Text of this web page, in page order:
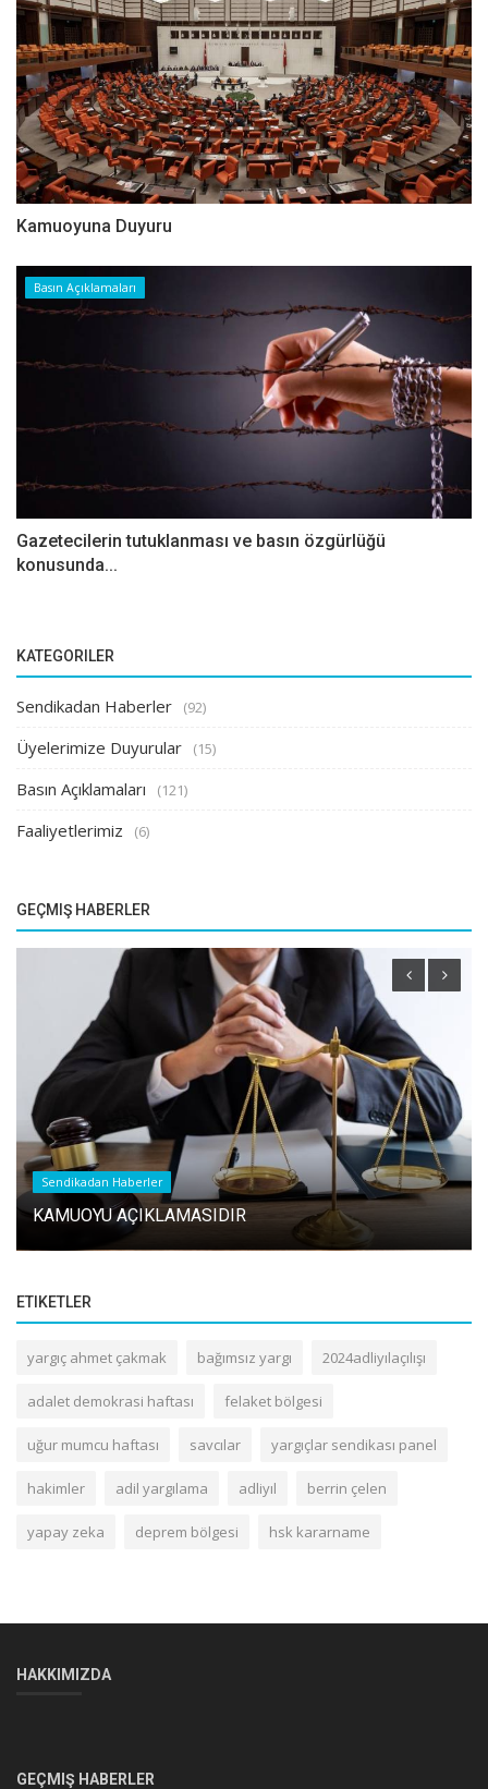
Kamuoyuna Duyuru
Basın Açıklamaları
Gazetecilerin tutuklanması ve basın özgürlüğü
konusunda...
KATEGORILER
Sendikadan Haberler (92)
Üyelerimize Duyurular (15)
Basın Açıklamaları (121)
Faaliyetlerimiz (6)
GEÇMIŞ HABERLER
Sendikadan Haberler
KAMUOYU AÇIKLAMASIDIR
ETIKETLER
yargıç ahmet çakmak bağımsız yargı 2024adliyılaçılışı
adalet demokrasi haftası felaket bölgesi
uğur mumcu haftası savcılar yargıçlar sendikası panel
hakimler adil yargılama adliyıl berrin çelen
yapay zeka deprem bölgesi hsk kararname
HAKKIMIZDA
GEÇMIŞ HABERLER